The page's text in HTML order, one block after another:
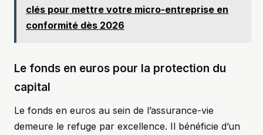
clés pour mettre votre micro-entreprise en
conformité dès 2026
Le fonds en euros pour la protection du
capital
Le fonds en euros au sein de l’assurance-vie
demeure le refuge par excellence. Il bénéficie d’un